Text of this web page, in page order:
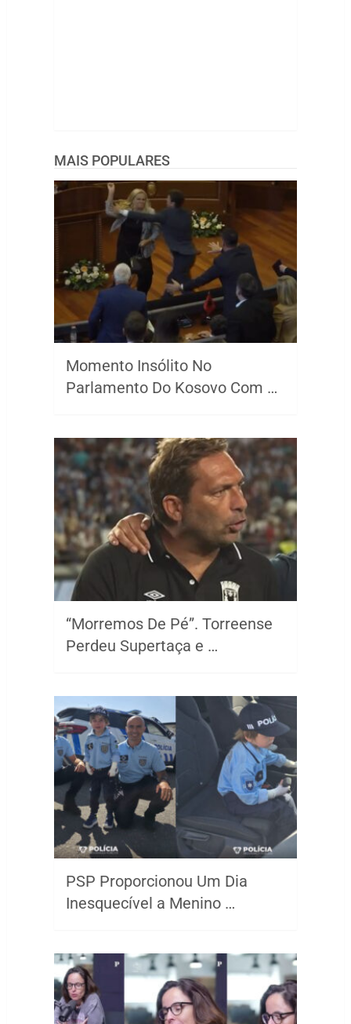
MAIS POPULARES
Momento Insólito No
Parlamento Do Kosovo Com …
“Morremos De Pé”. Torreense
Perdeu Supertaça e …
PSP Proporcionou Um Dia
Inesquecível a Menino …